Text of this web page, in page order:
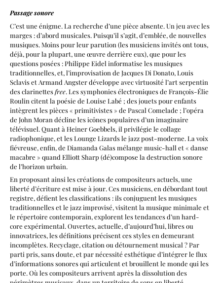
Passage sonore
C’est une énigme. La recherche d’une pièce absente. Un jeu avec les
marges : d’abord musicales. Puisqu’il s’agit, d’emblée, de nouvelles
musiques. Moins pour leur parution (les musiciens invités ont tous,
déjà, pour la plupart, une œuvre derrière eux), que pour les
questions posées : Philippe Eidel informatise les musiques
traditionnelles, et, l’improvisation de Jacques Di Donato, Louis
Sclavis et Armand Angster développe avec virtuosité l’art serpentin
des clarinettesfree. Les symphonies électroniques de François-Élie
Roulin citent la poésie de Louise Labé ; des jouets pour enfants
intègrent les pièces « primitivistes » de Pascal Comelade ; l’opéra
de John Moran décline les icônes populaires d’un imaginaire
télévisuel. Quant à Heiner Goebbels, il privilégie le collage
radiophonique, et les Lounge Lizards le jazz post-moderne. La voix
fiévreuse, enfin, de Diamanda Galas mélange music-hall et « danse
macabre » quand Elliott Sharp (dé)compose la destruction sonore
de l’horizon urbain.
En proposant ainsi les créations de compositeurs actuels, une
liberté d’écriture est mise à jour. Ces musiciens, en débordant tout
registre, défient les classifications : ils conjuguent les musiques
traditionnelles et le jazz improvisé, visitent la musique minimale et
le répertoire contemporain, explorent les tendances d’un hard-
core expérimental. Ouvertes, actuelle, d’aujourd’hui, libres ou
innovatrices, les définitions précisent ces styles en demeurant
incomplètes. Recyclage, citation ou détournement musical ? Par
parti pris, sans doute, et par nécessité esthétique d’intégrer le flux
d’informations sonores qui articulent et brouillent le monde qui les
porte. Où les compositeurs arrivent après la dissolution des